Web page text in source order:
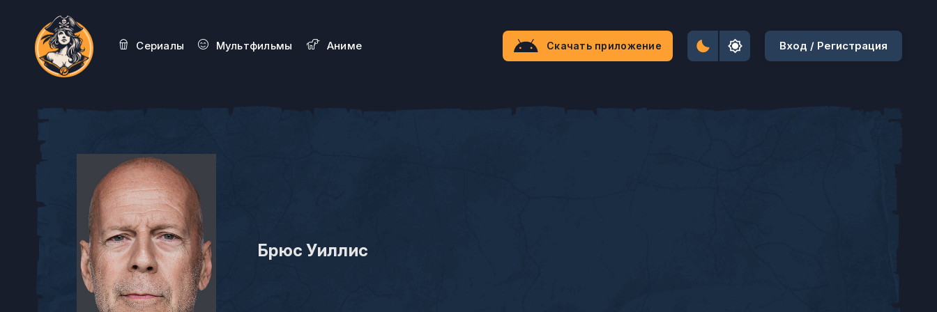
Сериалы Мультфильмы Aниме Скачать приложение Вход / Регистрация
Брюс Уиллис